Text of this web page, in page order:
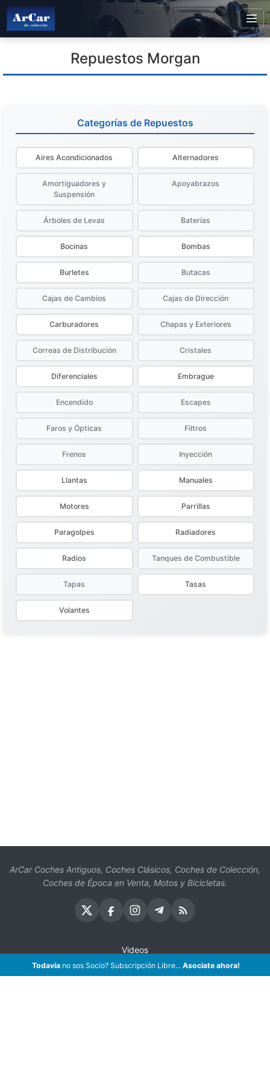
Repuestos Morgan
Categorías de Repuestos
Aires Acondicionados Alternadores
Amortiguadores y
Suspensión
Apoyabrazos
Árboles de Levas Baterías
Bocinas Bombas
Burletes Butacas
Cajas de Cambios Cajas de Dirección
Carburadores Chapas y Exteriores
Correas de Distribución Cristales
Diferenciales Embrague
Encendido Escapes
Faros y Ópticas Filtros
Frenos Inyección
Llantas Manuales
Motores Parrillas
Paragolpes Radiadores
Radios Tanques de Combustible
Tapas Tasas
Volantes
ArCar Coches Antiguos, Coches Clásicos, Coches de Colección,
Coches de Época en Venta, Motos y Bicicletas.
Videos
Oficios
Todavíano sos Socio? Subscripción Libre... Asociate ahora!